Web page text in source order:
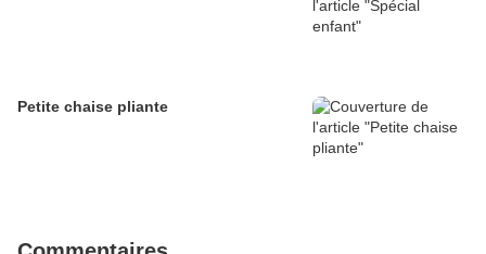
Petite chaise pliante